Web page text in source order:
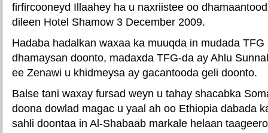
firfircooneyd Illaahey ha u naxriistee oo
dileen Hotel Shamow 3 December 2009.
Hadaba hadalkan waxaa ka muuqda in mudada
dhamaysan doonto, madaxda TFG-da ay Ahlu
ee Zenawi u khidmeysa ay gacantooda geli doonto.
Balse tani waxay fursad weyn u tahay shacabka
doona dowlad magac u yaal ah oo Ethiopia dabada
sahli doontaa in Al-Shabaab markale helaan